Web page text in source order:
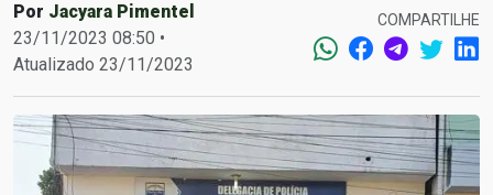
Por Jacyara Pimentel
23/11/2023 08:50 •
Atualizado 23/11/2023
COMPARTILHE